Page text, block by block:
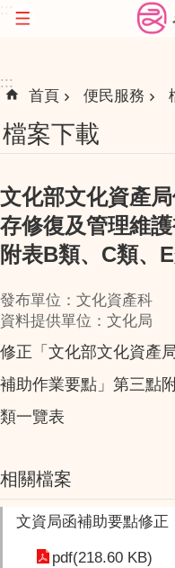
跳到主要內容區塊
:::
首頁 便民服務
檔案下載
文化部文化資產
存修復及管理維
附表B類、C類、
發布單位：文化資產科
資料提供單位：文化局
修正「文化部文化資產
補助作業要點」第三點
類一覽表
相關檔案
文資局函補助要點修正
pdf(218.60 KB)